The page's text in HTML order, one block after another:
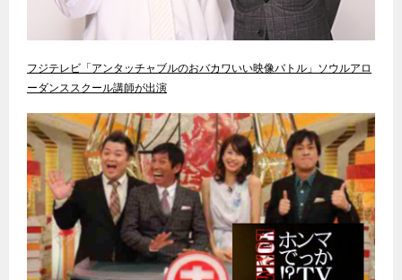
フジテレビ「アンタッチャブルのおバカワいい映像バトル」ソウルアロ
ーダンススクール講師が出演